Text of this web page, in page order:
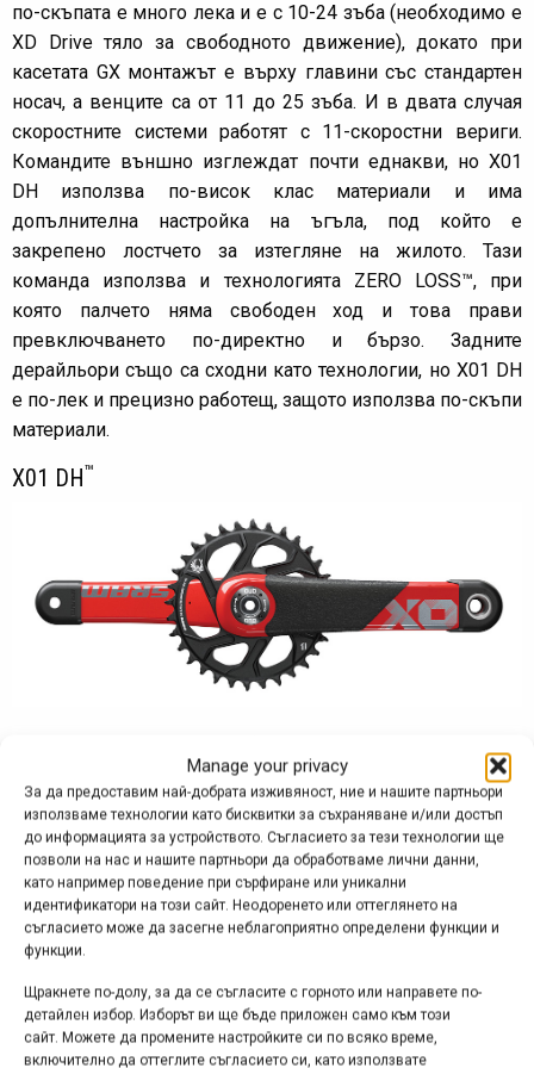
Manage your privacy
За да предоставим най-добрата изживяност, ние и нашите партньори
използваме технологии като бисквитки за съхраняване и/или достъп
до информацията за устройството. Съгласието за тези технологии ще
позволи на нас и нашите партньори да обработваме лични данни,
като например поведение при сърфиране или уникални
идентификатори на този сайт. Неодоренето или оттеглянето на
съгласието може да засегне неблагоприятно определени функции и
функции.
Щракнете по-долу, за да се съгласите с горното или направете по-
детайлен избор. Изборът ви ще бъде приложен само към този
сайт. Можете да промените настройките си по всяко време,
включително да оттеглите съгласието си, като използвате
по-скъпата е много лека и е с 10-24 зъба (необходимо е
XD Drive тяло за свободното движение), докато при
касетата GX монтажът е върху главини със стандартен
носач, а венците са от 11 до 25 зъба. И в двата случая
скоростните системи работят с 11-скоростни вериги.
Командите външно изглеждат почти еднакви, но X01
DH използва по-висок клас материали и има
допълнителна настройка на ъгъла, под който е
закрепено лостчето за изтегляне на жилото. Тази
команда използва и технологията ZERO LOSS™, при
която палчето няма свободен ход и това прави
превключването по-директно и бързо. Задните
дерайльори също са сходни като технологии, но X01 DH
е по-лек и прецизно работещ, защото използва по-скъпи
материали.
X01 DH™